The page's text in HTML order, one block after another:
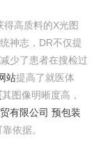
高质料的X光图
神志，DR不仅提
少了患者在搜检过
站提高了就医体
其图像明晰度高，
有限公司 预包装
依据。